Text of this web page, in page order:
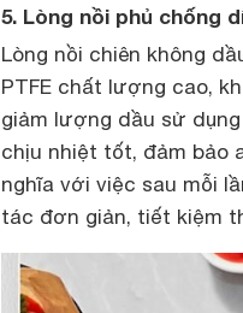
5. Lòng nồi phủ chống
Lòng nồi chiên không
PTFE chất lượng cao,
giảm lượng dầu sử
chịu nhiệt tốt, đảm bảo
nghĩa với việc sau mỗi
tác đơn giản, tiết kiệm